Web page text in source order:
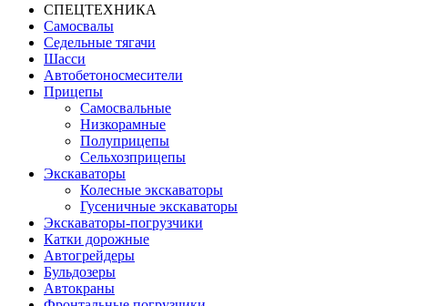
СПЕЦТЕХНИКА
Самосвалы
Седельные тягачи
Шасси
Автобетоно­смесители
Прицепы
Самосвальные
Низкорамные
Полуприцепы
Сельхозприцепы
Экскаваторы
Колесные экскаваторы
Гусеничные экскаваторы
Экскаваторы-погрузчики
Катки дорожные
Автогрейдеры
Бульдозеры
Автокраны